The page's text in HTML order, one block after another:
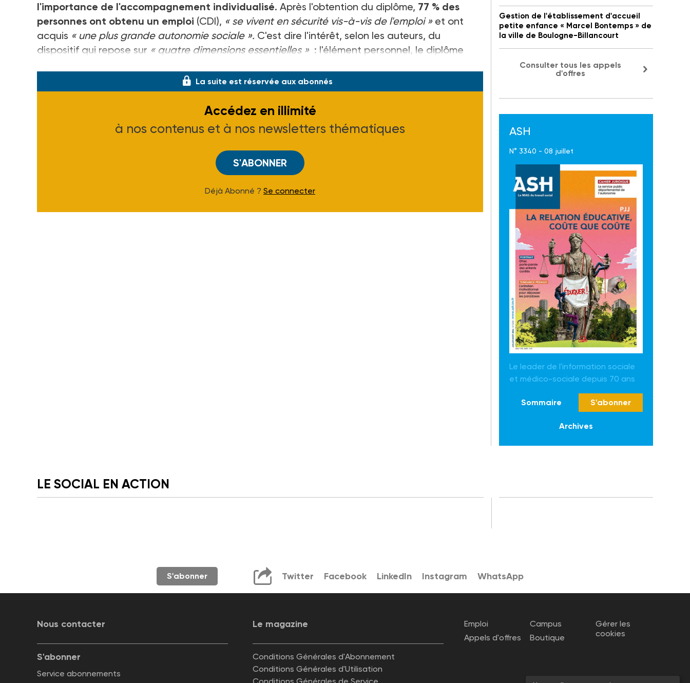
l'importance de l'accompagnement individualisé. Après l'obtention du diplôme, 77 % des
personnes ont obtenu un emploi (CDI), « se vivent en sécurité vis-à-vis de l'emploi »et ont
acquis « une plus grande autonomie sociale ». C'est dire l'intérêt, selon les auteurs, du
dispositif qui repose sur « quatre dimensions essentielles » : l'élément personnel, le diplôme
La suite est réservée aux abonnés
Accédez en illimité
à nos contenus et à nos newsletters thématiques
S'ABONNER
Déjà Abonné ? Se connecter
Gestion de l'établissement d'accueil
petite enfance « Marcel Bontemps » de
la ville de Boulogne-Billancourt
Consulter tous les appels
d'offres
ASH
N° 3340 - 08 juillet
Le leader de l'information sociale
et médico-sociale depuis 70 ans
Sommaire S'abonner
Archives
LE SOCIAL EN ACTION
S'abonner Twitter Facebook LinkedIn Instagram WhatsApp
Nous contacter Le magazine
S'abonner
Service abonnements
Conditions Générales d'Abonnement
Conditions Générales d'Utilisation
Emploi
Appels d'offres
Campus
Boutique
Gérer les
cookies